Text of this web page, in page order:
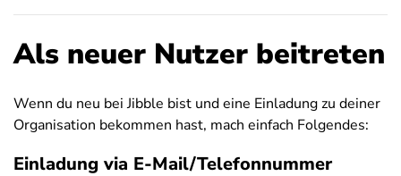
Als neuer Nutzer beitreten
Wenn du neu bei Jibble bist und eine Einladung zu deiner
Organisation bekommen hast, mach einfach Folgendes:
Einladung via E-Mail/Telefonnummer